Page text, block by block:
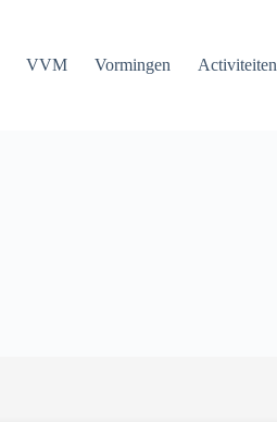
VVM Vormingen Activiteiten